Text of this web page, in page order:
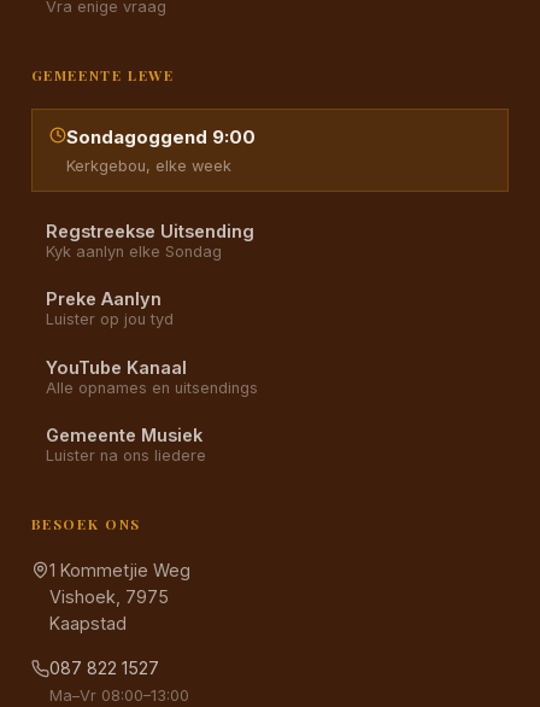
Vra enige vraag
GEMEENTE LEWE
Sondagoggend 9:00
Kerkgebou, elke week
Regstreekse Uitsending
Kyk aanlyn elke Sondag
Preke Aanlyn
Luister op jou tyd
YouTube Kanaal
Alle opnames en uitsendings
Gemeente Musiek
Luister na ons liedere
BESOEK ONS
1 Kommetjie Weg
Vishoek, 7975
Kaapstad
087 822 1527
Ma–Vr 08:00–13:00